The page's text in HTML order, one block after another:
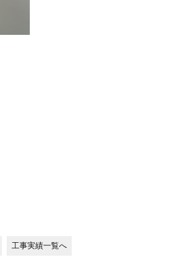
工事実績一覧へ